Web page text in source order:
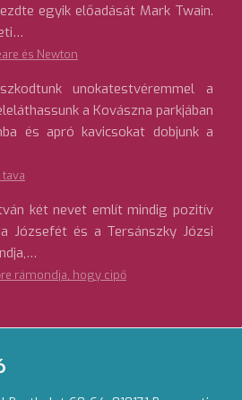
egyik előadását Mark Twain.
és Newton
unokatestvéremmel a
a Kovászna parkjában
és apró kavicsokat dobjunk a
két nevet említ mindig pozitív
Józsefét és a Tersánszky Józsi
rámondja, hogy cipő